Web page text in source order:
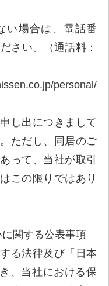
い場合は、電話番
さい。（通話料：
personal/
し出につきまして
ただし、同居のご
って、当社が取引
この限りではあり
関する公表事項
る法律及び「日本
、当社における保